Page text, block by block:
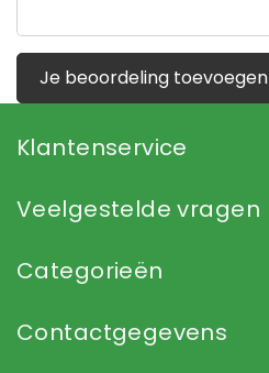
Je beoordeling toevoegen
Klantenservice
Veelgestelde vragen
Categorieën
Contactgegevens